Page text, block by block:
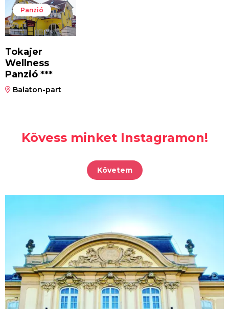
Panzió
Tokajer
Wellness
Panzió ***
Balaton-part
Kövess minket Instagramon!
Követem